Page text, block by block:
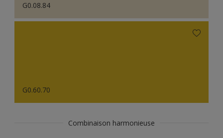
G0.08.84
G0.60.70
Combinaison harmonieuse